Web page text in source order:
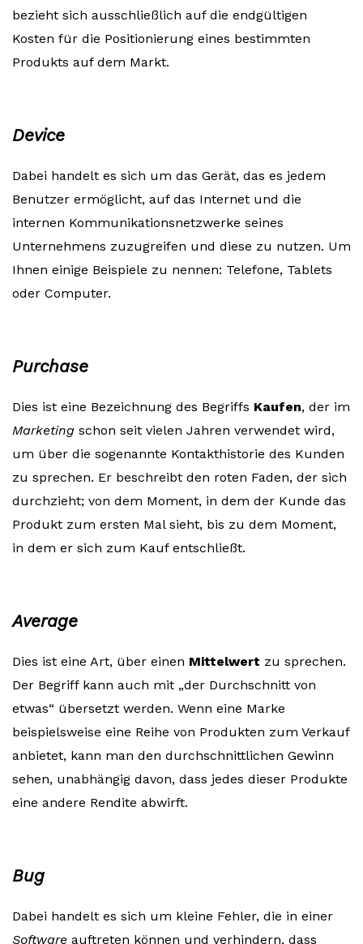
bezieht sich ausschließlich auf die endgültigen
Kosten für die Positionierung eines bestimmten
Produkts auf dem Markt.
Device
Dabei handelt es sich um das Gerät, das es jedem
Benutzer ermöglicht, auf das Internet und die
internen Kommunikationsnetzwerke seines
Unternehmens zuzugreifen und diese zu nutzen. Um
Ihnen einige Beispiele zu nennen: Telefone, Tablets
oder Computer.
Purchase
Dies ist eine Bezeichnung des Begriffs Kaufen, der im
Marketing schon seit vielen Jahren verwendet wird,
um über die sogenannte Kontakthistorie des Kunden
zu sprechen. Er beschreibt den roten Faden, der sich
durchzieht; von dem Moment, in dem der Kunde das
Produkt zum ersten Mal sieht, bis zu dem Moment,
in dem er sich zum Kauf entschließt.
Average
Dies ist eine Art, über einen Mittelwert zu sprechen.
Der Begriff kann auch mit „der Durchschnitt von
etwas“ übersetzt werden. Wenn eine Marke
beispielsweise eine Reihe von Produkten zum Verkauf
anbietet, kann man den durchschnittlichen Gewinn
sehen, unabhängig davon, dass jedes dieser Produkte
eine andere Rendite abwirft.
Bug
Dabei handelt es sich um kleine Fehler, die in einer
Software auftreten können und verhindern, dass